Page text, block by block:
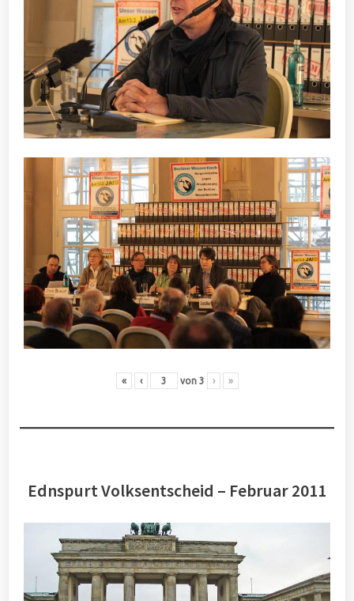
« ‹ von 3 › »
Ednspurt Volksentscheid – Februar 2011